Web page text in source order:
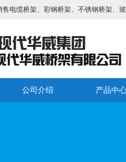
电缆桥架、彩钢桥架、不锈钢桥架、
公司介绍 产品中